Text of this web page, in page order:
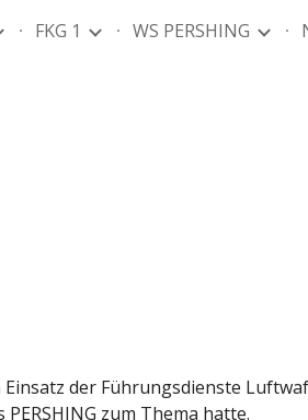
to navigation
FKG 1 WS PERSHING
der Führungsdienste
zum Thema hatte.